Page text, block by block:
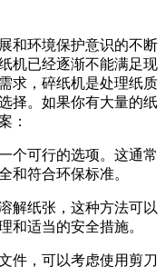
和环境保护意识的不断
机已经逐渐不能满足现
求，碎纸机是处理纸质
择。如果你有大量的纸
：
个可行的选项。这通常
和符合环保标准。
解纸张，这种方法可以
和适当的安全措施。
件，可以考虑使用剪刀